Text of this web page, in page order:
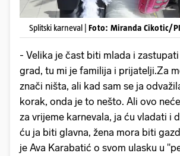
Splitski karneval | Foto: Miranda Cikotic/
- Velika je čast biti mlada i
grad, tu mi je familija i prijatelji.Za
znači ništa, ali kad sam se ja
korak, onda je to nešto. Ali ovo
za vrijeme karnevala, ja ću vladati i
ću ja biti glavna, žena mora biti
je Ava Karabatić o svom ulasku u